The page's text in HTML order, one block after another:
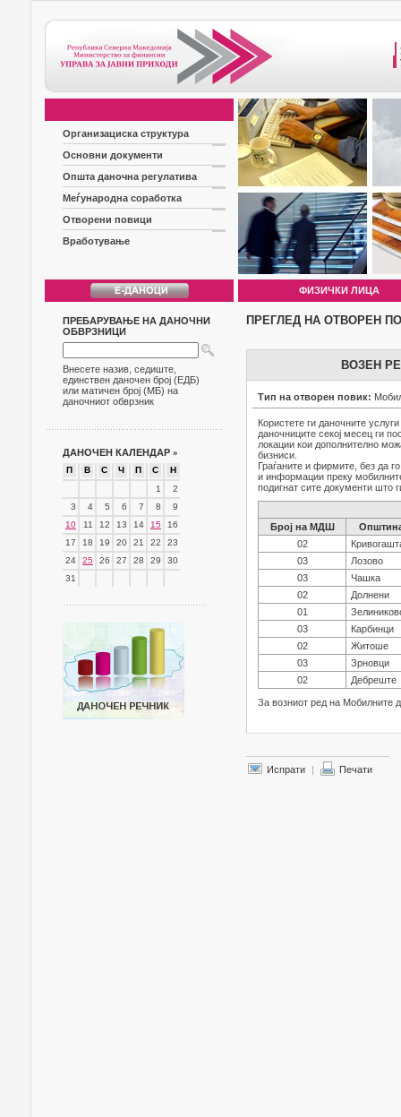
Организациска структура
Основни документи
Општа даночна регулатива
Меѓународна соработка
Отворени повици
Вработување
ФИЗИЧКИ ЛИЦА
ПРЕБАРУВАЊЕ НА ДАНОЧНИ
ОБВРЗНИЦИ
Внесете назив, седиште,
единствен даночен број (ЕДБ)
или матичен број (МБ) на
даночниот обврзник
ДАНОЧЕН КАЛЕНДАР »
П В С Ч П С
Н
1
2
3
4 5 6 7 8
9
10
11 12 13 14 15
16
17
18 19 20 21 22
23
24
25 26 27 28 29
30
31
ПРЕГЛЕД НА ОТВОРЕН
ВОЗЕН
Тип на отворен повик:
Користете ги даночните
даночниците секој месец ги
локации кои дополнително
бизниси.
Граѓаните и фирмите, без да
и информации преку
подигнат сите документи што
Број на МДШ
02
03
Лозово
03
Чашка
02
Долнени
01
03
Карбинци
02
Житоше
03
Зрновци
02
Дебреште
За возниот ред на Мобилните
Испрати | Печати